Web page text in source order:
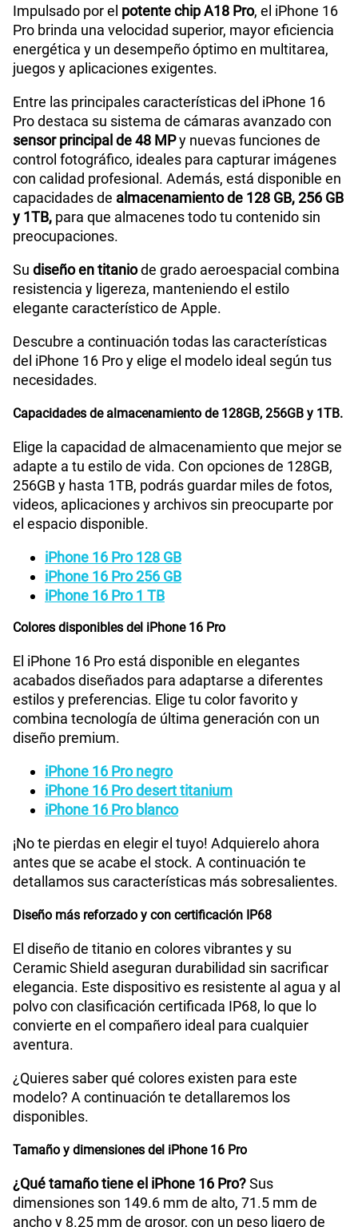
Impulsado por el potente chip A18 Pro, el iPhone 16
Pro brinda una velocidad superior, mayor eficiencia
energética y un desempeño óptimo en multitarea,
juegos y aplicaciones exigentes.
Entre las principales características del iPhone 16
Pro destaca su sistema de cámaras avanzado con
sensor principal de 48 MPy nuevas funciones de
control fotográfico, ideales para capturar imágenes
con calidad profesional. Además, está disponible en
capacidades de almacenamiento de 128 GB, 256 GB
y 1TB, para que almacenes todo tu contenido sin
preocupaciones.
Su diseño en titaniode grado aeroespacial combina
resistencia y ligereza, manteniendo el estilo
elegante característico de Apple.
Descubre a continuación todas las características
del iPhone 16 Pro y elige el modelo ideal según tus
necesidades.
Capacidades de almacenamiento de 128GB, 256GB y 1TB.
Elige la capacidad de almacenamiento que mejor se
adapte a tu estilo de vida. Con opciones de 128GB,
256GB y hasta 1TB, podrás guardar miles de fotos,
videos, aplicaciones y archivos sin preocuparte por
el espacio disponible.
iPhone 16 Pro 128 GB
iPhone 16 Pro 256 GB
iPhone 16 Pro 1 TB
Colores disponibles del iPhone 16 Pro
El iPhone 16 Pro está disponible en elegantes
acabados diseñados para adaptarse a diferentes
estilos y preferencias. Elige tu color favorito y
combina tecnología de última generación con un
diseño premium.
iPhone 16 Pro negro
iPhone 16 Pro desert titanium
iPhone 16 Pro blanco
¡No te pierdas en elegir el tuyo! Adquierelo ahora
antes que se acabe el stock. A continuación te
detallamos sus características más sobresalientes.
Diseño más reforzado y con certificación IP68
El diseño de titanio en colores vibrantes y su
Ceramic Shield aseguran durabilidad sin sacrificar
elegancia. Este dispositivo es resistente al agua y al
polvo con clasificación certificada IP68, lo que lo
convierte en el compañero ideal para cualquier
aventura.
¿Quieres saber qué colores existen para este
modelo? A continuación te detallaremos los
disponibles.
Tamaño y dimensiones del iPhone 16 Pro
¿Qué tamaño tiene el iPhone 16 Pro?Sus
dimensiones son 149.6 mm de alto, 71.5 mm de
ancho y 8.25 mm de grosor, con un peso ligero de